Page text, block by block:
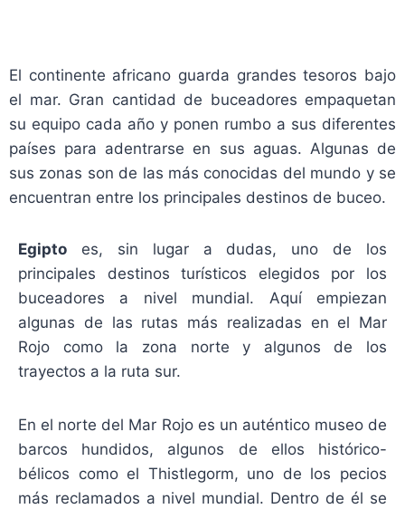
El continente africano guarda grandes tesoros bajo
el mar. Gran cantidad de buceadores empaquetan
su equipo cada año y ponen rumbo a sus diferentes
países para adentrarse en sus aguas. Algunas de
sus zonas son de las más conocidas del mundo y se
encuentran entre los principales destinos de buceo.
Egipto es, sin lugar a dudas, uno de los
principales destinos turísticos elegidos por los
buceadores a nivel mundial. Aquí empiezan
algunas de las rutas más realizadas en el Mar
Rojo como la zona norte y algunos de los
trayectos a la ruta sur.
En el norte del Mar Rojo es un auténtico museo de
barcos hundidos, algunos de ellos histórico-
bélicos como el Thistlegorm, uno de los pecios
más reclamados a nivel mundial. Dentro de él se